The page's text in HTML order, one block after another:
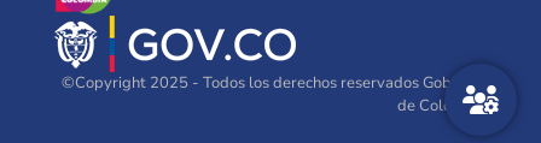
©Copyright 2025 - Todos los derechos reservados Gobierno
de Colombia